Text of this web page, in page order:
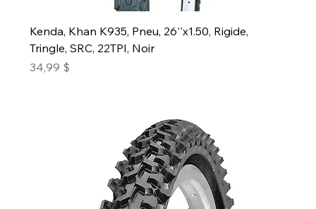
Kenda, Khan K935, Pneu, 26''x1.50, Rigide,
Tringle, SRC, 22TPI, Noir
Prix
34,99 $